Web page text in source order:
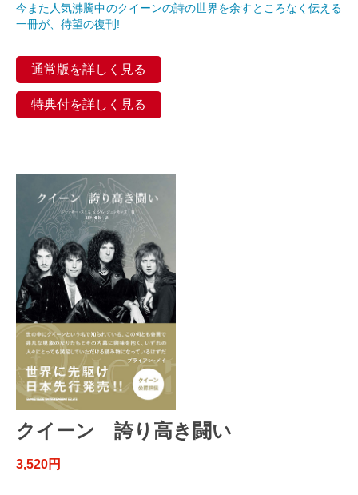
今また人気沸騰中のクイーンの詩の世界を余すところなく伝える
一冊が、待望の復刊!
通常版を詳しく見る
特典付を詳しく見る
クイーン 誇り高き闘い
3,520円